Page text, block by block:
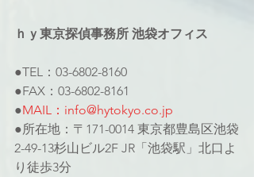
ｈｙ東京探偵事務所 池袋オフィス
●TEL：03-6802-8160
●FAX：03-6802-8161
●MAIL：info@hytokyo.co.jp
●所在地：〒171-0014 東京都豊島区池袋
2-49-13杉山ビル2F JR「池袋駅」北口よ
り徒歩3分